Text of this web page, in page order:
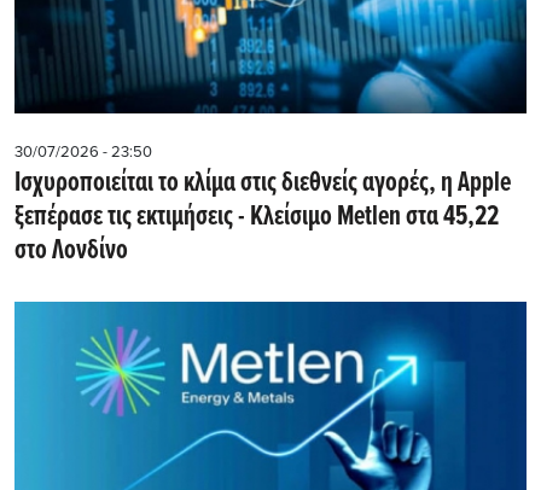
30/07/2026 - 23:50
Iσχυροποιείται το κλίμα στις διεθνείς αγορές, η Apple
ξεπέρασε τις εκτιμήσεις - Kλείσιμο Metlen στα 45,22
στο Λονδίνο